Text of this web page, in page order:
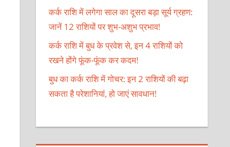
कर्क राशि में लगेगा साल का दूसरा बड़ा सूर्य ग्रहण:
जानें 12 राशियों पर शुभ-अशुभ प्रभाव!
कर्क राशि में बुध के प्रवेश से, इन 4 राशियों को
रखने होंगे फूंक-फूंक कर कदम!
बुध का कर्क राशि में गोचर: इन 2 राशियों की बढ़ा
सकता है परेशानियां, हो जाएं सावधान!